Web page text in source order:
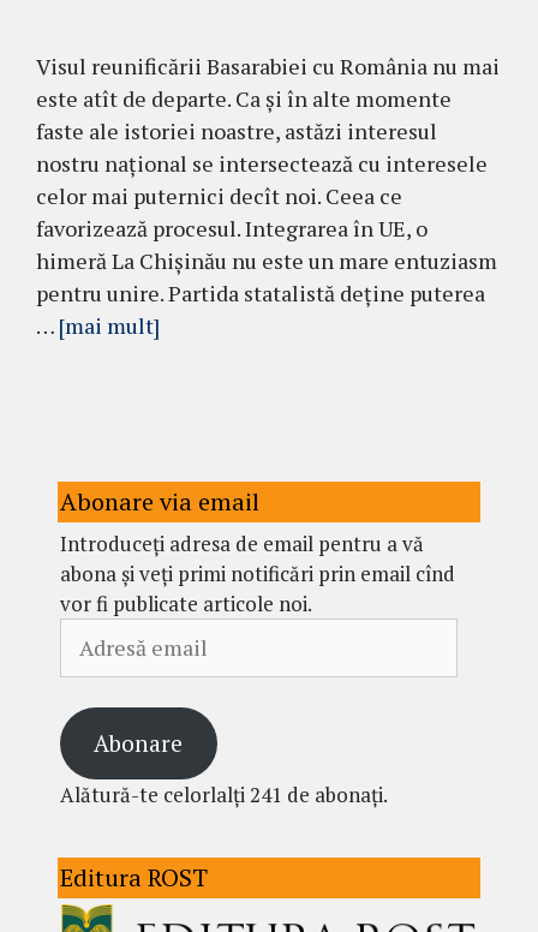
Visul reunificării Basarabiei cu România nu mai
este atît de departe. Ca și în alte momente
faste ale istoriei noastre, astăzi interesul
nostru național se intersectează cu interesele
celor mai puternici decît noi. Ceea ce
favorizează procesul. Integrarea în UE, o
himeră La Chișinău nu este un mare entuziasm
pentru unire. Partida statalistă deține puterea
… [mai mult]
Abonare via email
Introduceți adresa de email pentru a vă
abona și veți primi notificări prin email cînd
vor fi publicate articole noi.
email
Abonare
Alătură-te celorlalți 241 de abonați.
Editura ROST